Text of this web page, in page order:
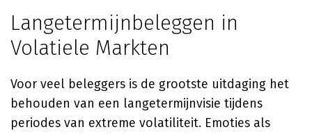
Langetermijnbeleggen in
Volatiele Markten
Voor veel beleggers is de grootste uitdaging het
behouden van een langetermijnvisie tijdens
periodes van extreme volatiliteit. Emoties als